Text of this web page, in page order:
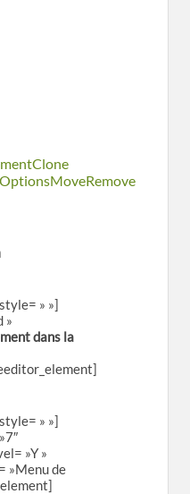
Clone
MoveRemove
» »]
»
dans la
» »]
»Y »
»Menu de